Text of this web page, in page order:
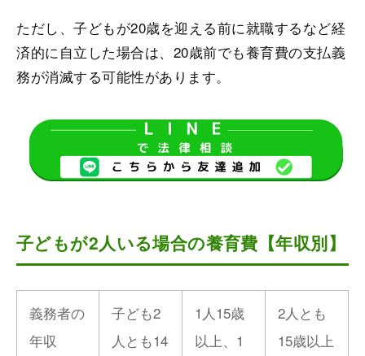
ただし、子どもが20歳を迎える前に就職するなど経
済的に自立した場合は、20歳前でも養育費の支払義
務が消滅する可能性があります。
子どもが2人いる場合の養育費【年収別】
義務者の
年収
子ども2
人とも14
1人15歳
以上、1
2人とも
15歳以上